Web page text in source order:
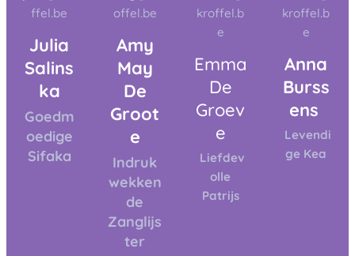
ffel.be
Julia
Salins
ka
Goedm
oedige
Sifaka
offel.be
Amy
May
De
Groot
e
Indruk
wekken
de
Zanglijs
ter
kroffel.b
e
Emma
De
Groev
e
Liefdev
olle
Patrijs
kroffel.b
e
Anna
Burss
ens
Levendi
ge Kea